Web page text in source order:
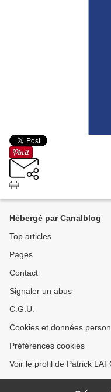
Hébergé par Canalblog
Top articles
Pages
Contact
Signaler un abus
C.G.U.
Cookies et données
Préférences cookies
Voir le profil de Patrick